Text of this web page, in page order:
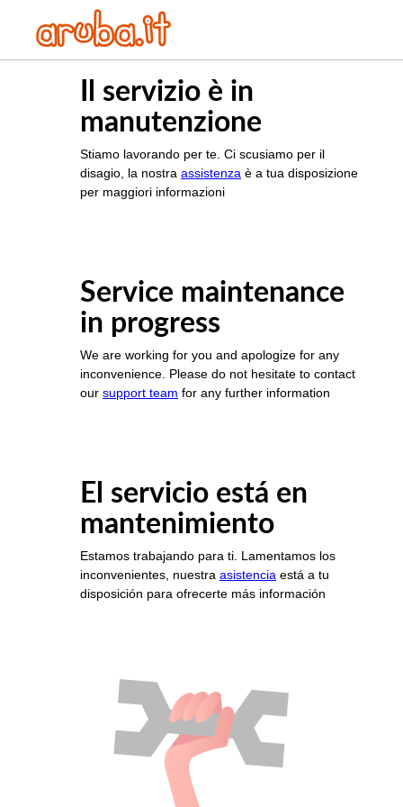
Il servizio è in
manutenzione
Stiamo lavorando per te. Ci scusiamo per il
disagio, la nostra assistenza è a tua disposizione
per maggiori informazioni
Service maintenance
in progress
We are working for you and apologize for any
inconvenience. Please do not hesitate to contact
our support team for any further information
El servicio está en
mantenimiento
Estamos trabajando para ti. Lamentamos los
inconvenientes, nuestra asistencia está a tu
disposición para ofrecerte más información